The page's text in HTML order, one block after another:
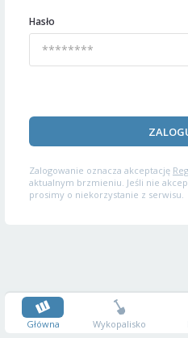
Hasło
Zalogowanie oznacza akceptację
aktualnym brzmieniu. Jeśli nie
prosimy o niekorzystanie z serwisu.
Główna Wykopalisko